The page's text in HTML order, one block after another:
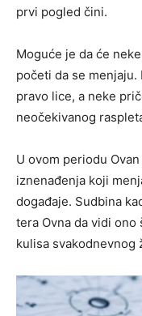
prvi pogled čini.
Moguće je da će
početi da se
pravo lice, a neke
neočekivanog
U ovom periodu
iznenađenja koji
događaje. Sudbina
tera Ovna da vidi
kulisa svakodnevnog